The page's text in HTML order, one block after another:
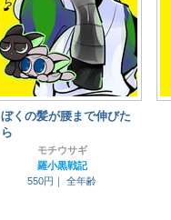
ぼくの髪が腰まで伸びた
ら
モチウサギ
羅小黒戦記
550円｜
全年齢